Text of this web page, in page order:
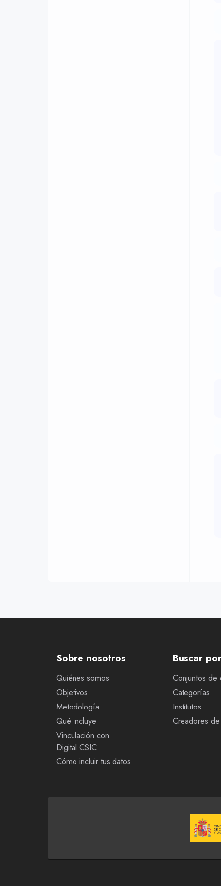
Sobre nosotros
Quiénes somos
Objetivos
Metodología
Qué incluye
Vinculación con
Digital.CSIC
Cómo incluir tus datos
Buscar por
Conjuntos de
Categorías
Institutos
Creadores